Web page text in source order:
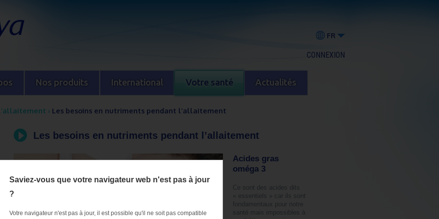
FR
CONNEXION
Nos produits International Votre santé Actualités
› Les besoins en nutriments pendant l’allaitement
Les besoins en nutriments pendant l’allaitement
Acides gras
oméga 3
Ce sont des acides dits
« essentiels » car ils sont
fondamentaux pour notre
santé mais impossibles à
Saviez-vous que votre navigateur web n'est pas à jour
?
Votre navigateur n'est pas à jour, il est possible qu'il ne soit pas compatible